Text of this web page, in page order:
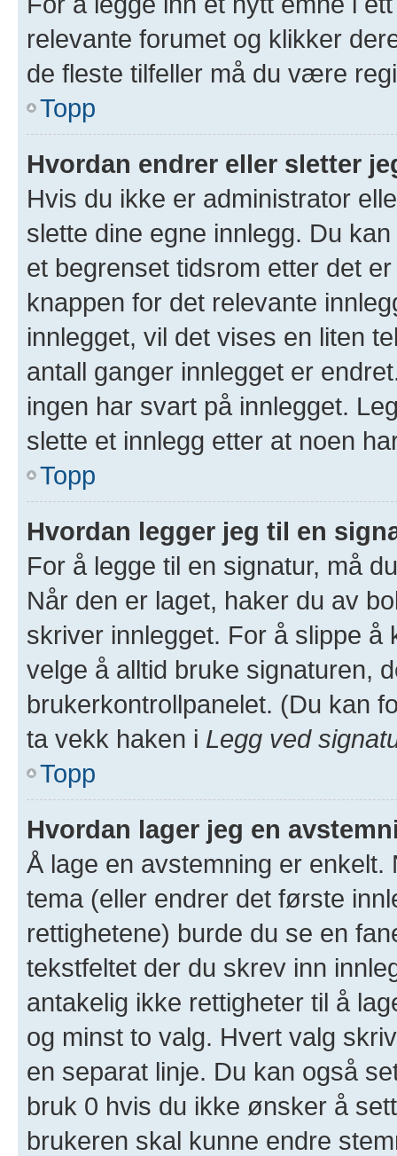
relevante forumet og klikker
de fleste tilfeller må du være
Topp
Hvordan endrer eller sletter
Hvis du ikke er administrator
slette dine egne innlegg. Du
et begrenset tidsrom etter det
knappen for det relevante
innlegget, vil det vises en liten
antall ganger innlegget er
ingen har svart på innlegget.
slette et innlegg etter at noen
Topp
Hvordan legger jeg til en
For å legge til en signatur, må
Når den er laget, haker du av
skriver innlegget. For å slippe
velge å alltid bruke signaturen,
brukerkontrollpanelet. (Du kan
ta vekk haken i Legg ved
Topp
Hvordan lager jeg en
Å lage en avstemning er
tema (eller endrer det første
rettighetene) burde du se en
tekstfeltet der du skrev inn
antakelig ikke rettigheter til å
og minst to valg. Hvert valg
en separat linje. Du kan også
bruk 0 hvis du ikke ønsker å
brukeren skal kunne endre